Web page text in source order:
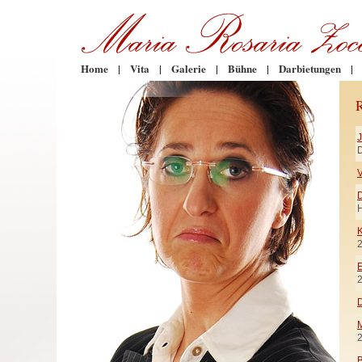
Home | Vita | Galerie | Bühne | Darbietungen |